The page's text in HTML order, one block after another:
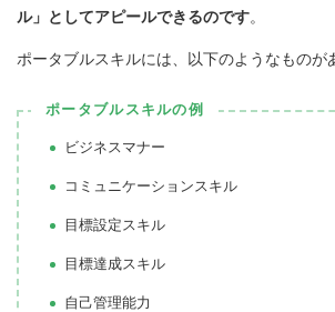
ル」としてアピールできるのです。
ポータブルスキルには、以下のようなものが
ポータブルスキルの例
ビジネスマナー
コミュニケーションスキル
目標設定スキル
目標達成スキル
自己管理能力